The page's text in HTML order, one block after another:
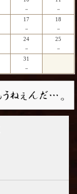
－
－
17
－
18
－
24
－
25
－
31
－